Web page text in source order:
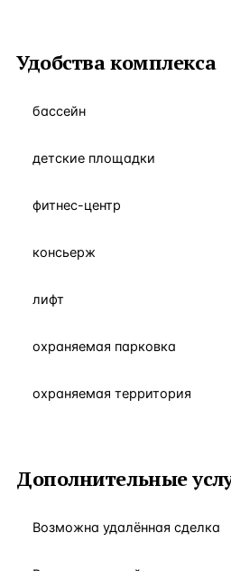
Удобства комплекса
бассейн
детские площадки
фитнес-центр
консьерж
лифт
охраняемая парковка
охраняемая территория
Дополнительные
Возможна удалённая сделка